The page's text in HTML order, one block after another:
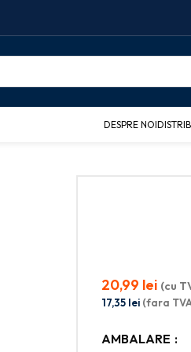
DESPRE NOI
20,99 lei (cu
17,35 lei (fara
AMBALARE